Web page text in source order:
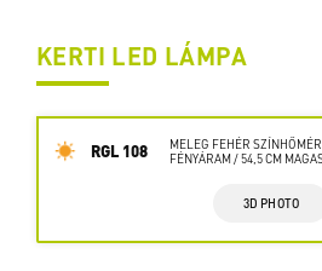
KERTI LED LÁMPA
RGL 108
MELEG FEHÉR
FÉNYÁRAM / 54,5 CM
3D PHOTO